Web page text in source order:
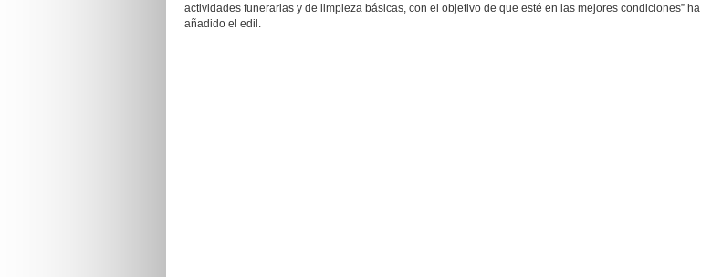
actividades funerarias y de limpieza básicas, con el objetivo de que esté en las mejores condiciones” ha
añadido el edil.